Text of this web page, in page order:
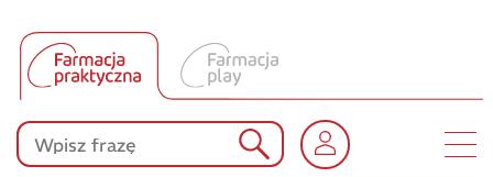
Produkty Polpharmy
KONKURSY